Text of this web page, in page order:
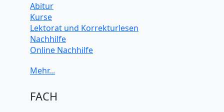
Abitur
Kurse
Lektorat und Korrekturlesen
Nachhilfe
Online Nachhilfe
FACH